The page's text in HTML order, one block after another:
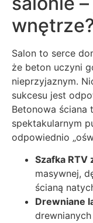
Salon to serce
że beton uczyni
nieprzyjaznym.
sukcesu jest
Betonowa ściana
spektakularnym
odpowiednio
Szafka RTV
masywnej,
ścianą
Drewniane